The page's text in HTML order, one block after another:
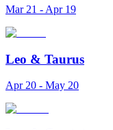
Mar 21 - Apr 19
Leo & Taurus
Apr 20 - May 20